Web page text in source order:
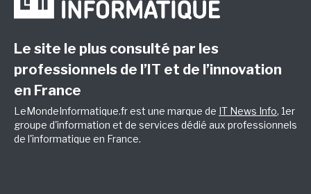
Le site le plus consulté par les
professionnels de l’IT et de l’innovation
en France
LeMondeInformatique.fr est une marque de IT News Info, 1er
groupe d'information et de services dédié aux professionnels
de l'informatique en France.